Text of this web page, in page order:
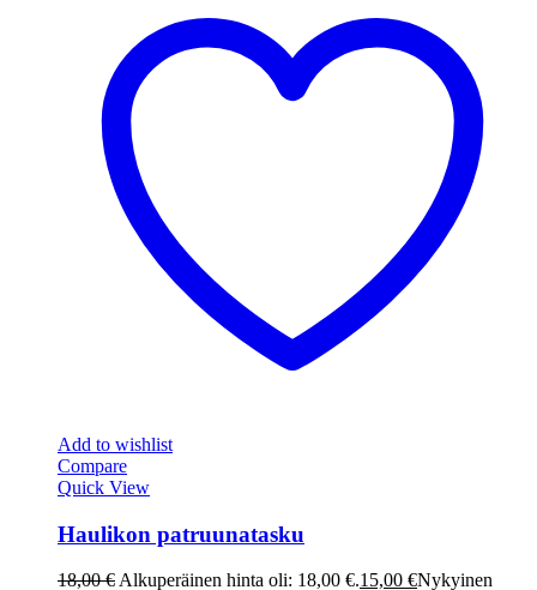
Add to wishlist
Compare
Quick View
Haulikon patruunatasku
18,00€ Alkuperäinen hinta oli: 18,00 €.15,00 €Nykyinen